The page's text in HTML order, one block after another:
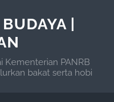
|
Kementerian PANRB
bakat serta hobi